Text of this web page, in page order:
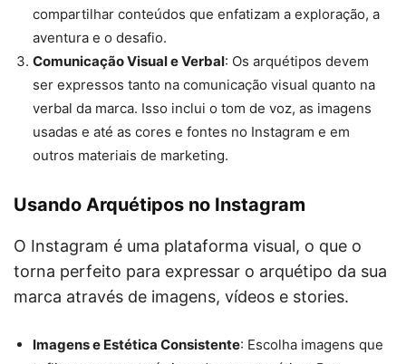
compartilhar conteúdos que enfatizam a exploração, a
aventura e o desafio.
Comunicação Visual e Verbal: Os arquétipos devem
ser expressos tanto na comunicação visual quanto na
verbal da marca. Isso inclui o tom de voz, as imagens
usadas e até as cores e fontes no Instagram e em
outros materiais de marketing.
Usando Arquétipos no Instagram
O Instagram é uma plataforma visual, o que o
torna perfeito para expressar o arquétipo da sua
marca através de imagens, vídeos e stories.
Imagens e Estética Consistente: Escolha imagens que